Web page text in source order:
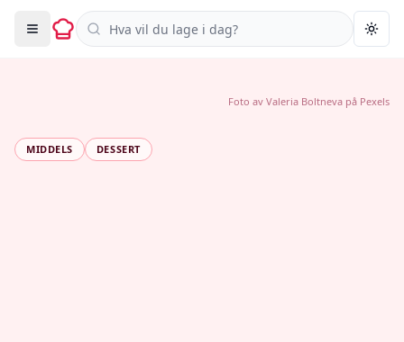
Søk i oppskrifter
MIDDELS DESSERT
Foto av Valeria Boltneva på Pexels